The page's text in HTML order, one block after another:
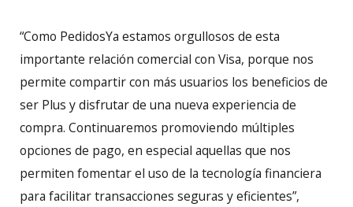
“Como PedidosYa estamos orgullosos de esta
importante relación comercial con Visa, porque nos
permite compartir con más usuarios los beneficios de
ser Plus y disfrutar de una nueva experiencia de
compra. Continuaremos promoviendo múltiples
opciones de pago, en especial aquellas que nos
permiten fomentar el uso de la tecnología financiera
para facilitar transacciones seguras y eficientes”,